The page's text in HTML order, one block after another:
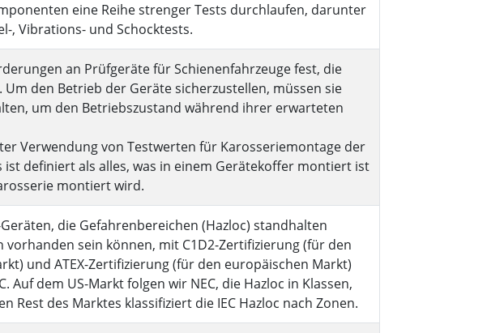
eine Reihe strenger Tests durchlaufen, darunter
, Vibrations- und Schocktests.
an Prüfgeräte für Schienenfahrzeuge fest, die
den Betrieb der Geräte sicherzustellen, müssen sie
um den Betriebszustand während ihrer erwarteten
Verwendung von Testwerten für Karosseriemontage der
ist definiert als alles, was in einem Gerätekoffer montiert ist
montiert wird.
die Gefahrenbereichen (Hazloc) standhalten
sein können, mit C1D2-Zertifizierung (für den
und ATEX-Zertifizierung (für den europäischen Markt)
dem US-Markt folgen wir NEC, die Hazloc in Klassen,
Rest des Marktes klassifiziert die IEC Hazloc nach Zonen.